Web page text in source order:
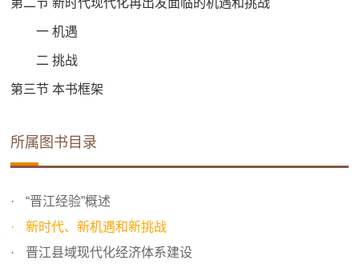
第二节 新时代现代化再出发面临的机遇和挑战
一 机遇
二 挑战
第三节 本书框架
所属图书目录
“晋江经验”概述
新时代、新机遇和新挑战
晋江县域现代化经济体系建设